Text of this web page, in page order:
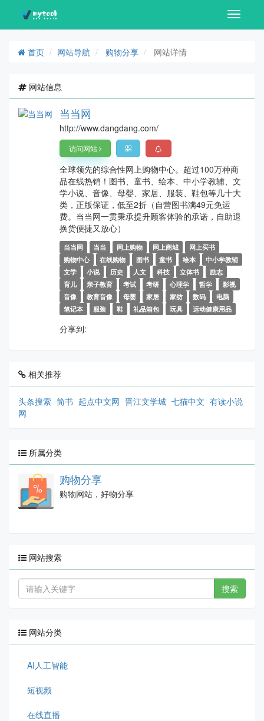
Toggle
首页 网站导航 购物分享 网站详情
网站信息
当当网
http://www.dangdang.com/
访问网站
全球领先的综合性网上购物中心。超过100万种商
品在线热销！图书、童书、绘本、中小学教辅、文
学小说、音像、母婴、家居、服装、鞋包等几十大
类，正版保证，低至2折（自营图书满49元免运
费。当当网一贯秉承提升顾客体验的承诺，自助退
换货便捷又放心）
当当网 当当 网上购物 网上商城
网上买书
购物中心
在线购物 图书 童书 绘本
中小学教辅
文学
小说 历史 人文 科技 立体书
励志
育儿
亲子教育 考试 考研 心理学 哲学
影视
音像
教育音像 母婴 家居 家纺 数码
电脑
笔记本
服装 鞋 礼品箱包 玩具 运动健康用品
分享到:
相关推荐
头条搜索 简书 起点中文网 晋江文学城 七猫中文 有读小说
网
所属分类
购物分享
购物网站，好物分享
网站搜索
搜索
网站分类
AI人工智能
短视频
在线直播